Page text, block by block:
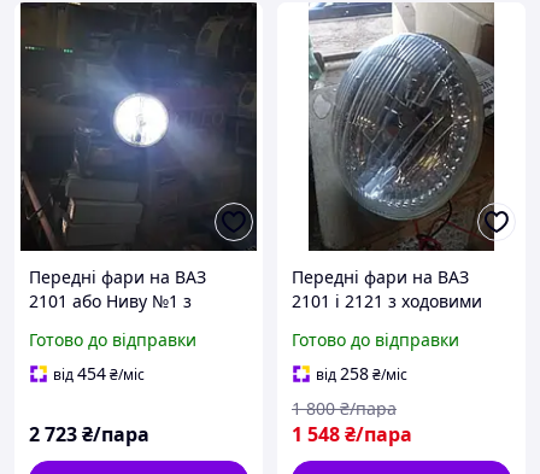
Передні фари на ВАЗ
2101 або Ниву №1 з
LED лампами.
Готово до відправки
від454₴/міс
2 723₴/пара
Передні фари на ВАЗ
2101 і 2121 з ходовими
(на 36 діодів).
Готово до відправки
від258₴/міс
1 548₴/пара
1 800 ₴/пара